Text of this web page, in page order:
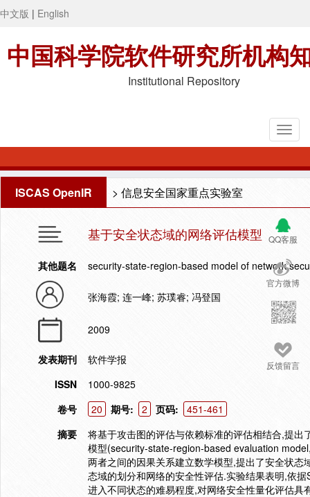
中文版 | English
中国科学院软件研究所机构
Institutional Repository
ISCAS OpenIR > 信息安全国家重点实验室
QQ客服
官方微博
反馈留言
基于安全状态域的网络评估模型
其他题名 security-state-region-based model of network
张海霞; 连一峰; 苏璞睿; 冯登国
2009
发表期刊
软件学报
ISSN
1000-9825
卷号
20 期号: 2 页码:
451-461
摘要
将基于攻击图的评估与依赖标准的评估相结合,提
模型(security-state-region-based evaluation
两者之间的因果关系建立数学模型,提出了安全状
态域的划分和网络的安全性评估.实验结果表明,依
进入不同状态的难易程度,对网络安全性量化评估具